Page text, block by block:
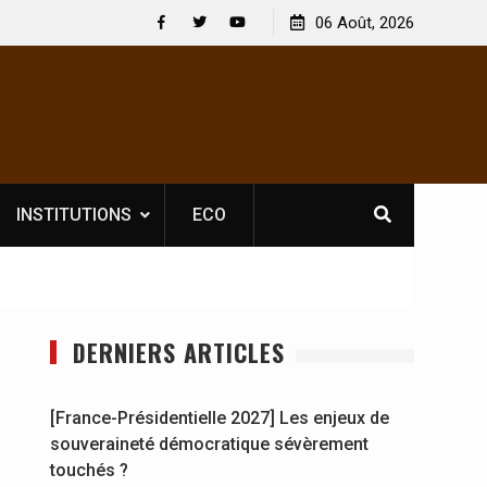
obligatoire pour les spectacles : En
l’opérateur culturel Soldat Jahboy se
[France-
souveraineté
06 Août, 2026
INSTITUTIONS ECO
DERNIERS ARTICLES
[France-Présidentielle 2027] Les enjeux de
souveraineté démocratique sévèrement
touchés ?